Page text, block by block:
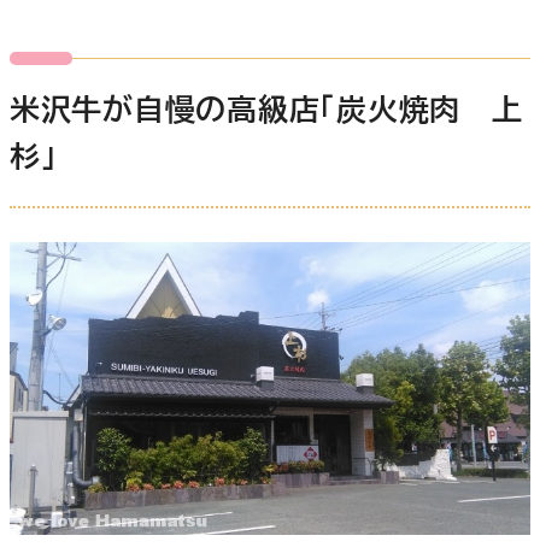
米沢牛が自慢の高級店「炭火焼肉 上
杉」